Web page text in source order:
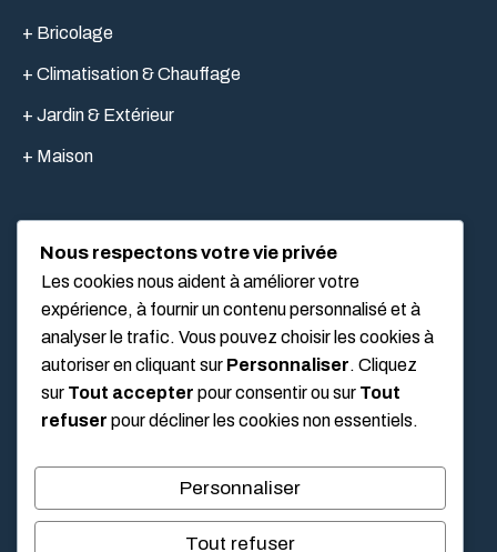
+ Bricolage
+ Climatisation & Chauffage
+ Jardin & Extérieur
+ Maison
LIEN UTILES
Mentions légales
Politique de confidentialité
Nous respectons votre vie privée
Les cookies nous aident à améliorer votre
expérience, à fournir un contenu personnalisé et à
analyser le trafic. Vous pouvez choisir les cookies à
autoriser en cliquant sur Personnaliser. Cliquez
sur Tout accepter pour consentir ou sur Tout
refuser pour décliner les cookies non essentiels.
Personnaliser
Tout refuser